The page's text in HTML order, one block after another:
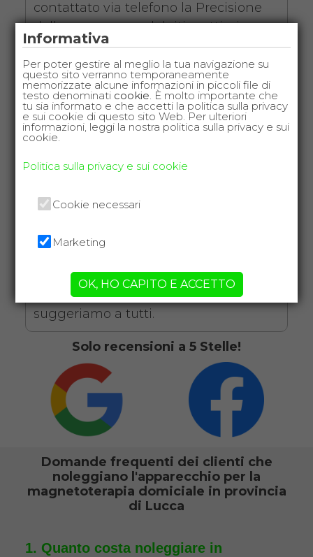
contattato via telefono la Precisione
della consegna e del ritiro ottimi e
confrontando i vari prezzi i più
economici.
Leandro T.
ineccepibileda chi risponde al
inclusa l'organizzazione
trasparenza di costi. Che dire: se
servirà ancora la utilizzeremo e la
suggeriamo a tutti.
Solo recensioni a 5 Stelle!
Domande frequenti dei clienti che
noleggiano l'apparecchio per la
magnetoterapia domiciale in provincia
di Lucca
Quanto costa noleggiare in
Informativa
Per poter gestire al meglio la tua navigazione su
questo sito verranno temporaneamente
memorizzate alcune informazioni in piccoli file di
testo denominati cookie. È molto importante che
tu sia informato e che accetti la politica sulla privacy
e sui cookie di questo sito Web. Per ulteriori
informazioni, leggi la nostra politica sulla privacy e sui
cookie.
Politica sulla privacy e sui cookie
Cookie necessari
Marketing
OK, HO CAPITO E ACCETTO